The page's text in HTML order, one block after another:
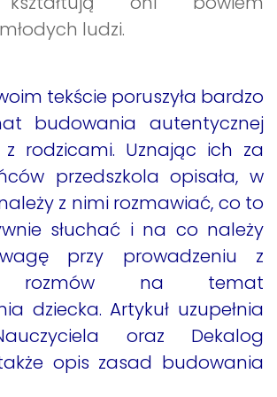
ludzi.
tekście poruszyła bardzo
budowania autentycznej
z rodzicami. Uznając ich za
przedszkola opisała, w
z nimi rozmawiać, co to
słuchać i na co należy
przy prowadzeniu z
rozmów na temat
dziecka. Artykuł uzupełnia
oraz Dekalog
opis zasad budowania